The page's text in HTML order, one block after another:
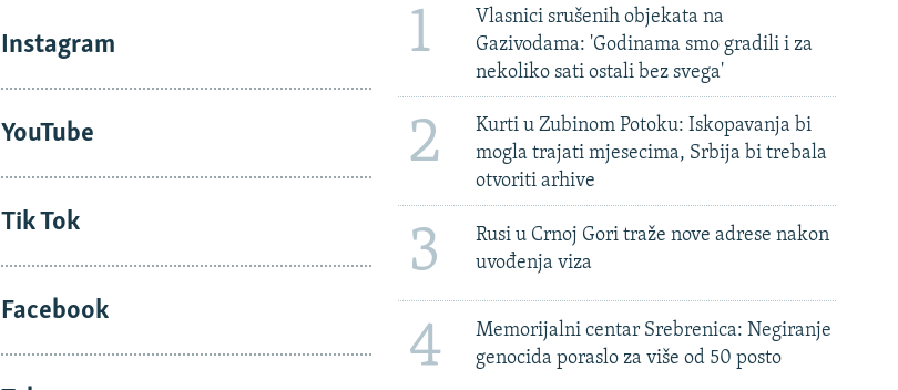
Instagram
YouTube
Tik Tok
Facebook
1
Vlasnici srušenih objekata na
Gazivodama: 'Godinama smo gradili i za
nekoliko sati ostali bez svega'
2
Kurti u Zubinom Potoku: Iskopavanja bi
mogla trajati mjesecima, Srbija bi trebala
otvoriti arhive
3
Rusi u Crnoj Gori traže nove adrese nakon
uvođenja viza
4
Memorijalni centar Srebrenica: Negiranje
genocida poraslo za više od 50 posto